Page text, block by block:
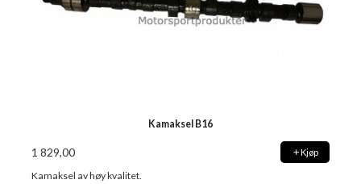
Kamaksel B16
1 829,00 Kjøp
Kamaksel av høy kvalitet.